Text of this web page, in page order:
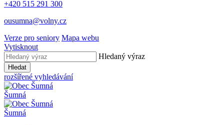
+420 515 291 300
ousumna@volny.cz
Verze pro seniory Mapa webu
Vytisknout
Hledaný výraz
Hledat
rozšířené vyhledávání
Šumná
Šumná